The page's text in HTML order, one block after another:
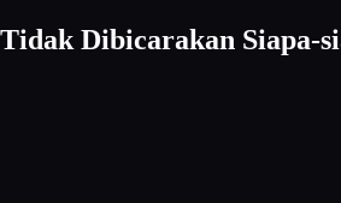
Dibicarakan Siapa-